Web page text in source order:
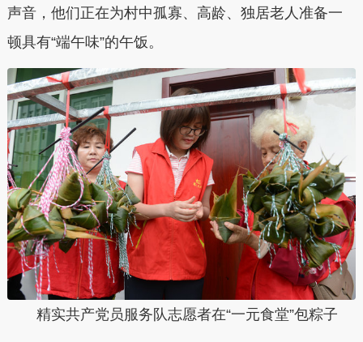
声音，他们正在为村中孤寡、高龄、独居老人准备一
顿具有“端午味”的午饭。
精实共产党员服务队志愿者在“一元食堂”包粽子